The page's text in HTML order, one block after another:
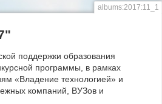
albums:2017:11_1
поддержки образования
программы, в рамках
«Владение технологией» и
компаний, ВУЗов и